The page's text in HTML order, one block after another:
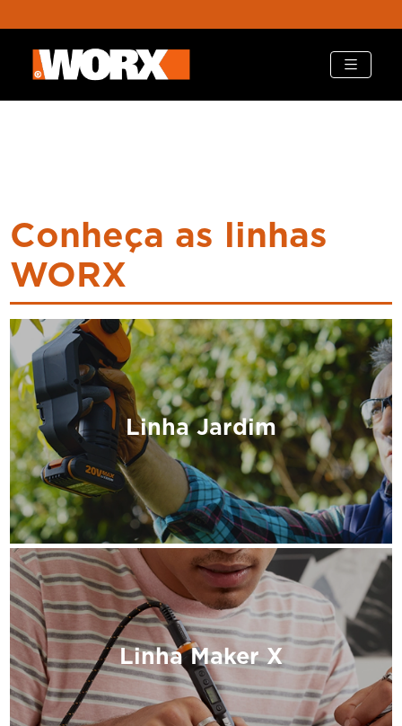
Conheça as linhas
WORX
Linha Jardim
Linha Maker X